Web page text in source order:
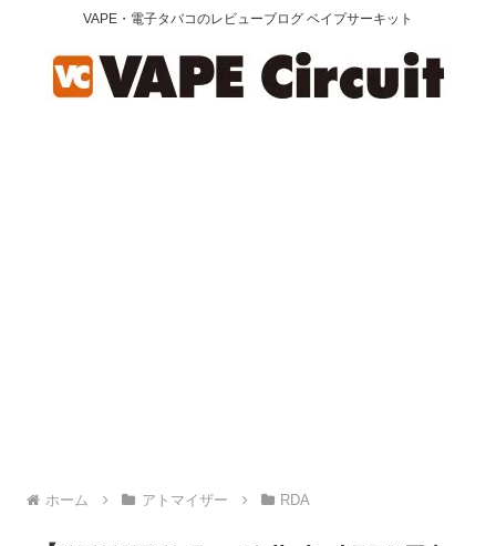
VAPE・電子タバコのレビューブログ ベイプサーキット
ホーム アトマイザー RDA